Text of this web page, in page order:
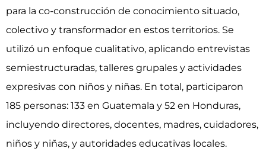
para la co-construcción de conocimiento situado,
colectivo y transformador en estos territorios. Se
utilizó un enfoque cualitativo, aplicando entrevistas
semiestructuradas, talleres grupales y actividades
expresivas con niños y niñas. En total, participaron
185 personas: 133 en Guatemala y 52 en Honduras,
incluyendo directores, docentes, madres, cuidadores,
niños y niñas, y autoridades educativas locales.